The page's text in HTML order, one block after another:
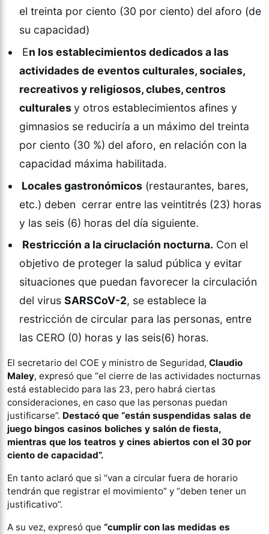
el treinta por ciento (30 por ciento) del aforo (de
su capacidad)
En los establecimientos dedicados a las
actividades de eventos culturales, sociales,
recreativos y religiosos, clubes, centros
culturalesy otros establecimientos afines y
gimnasios se reduciría a un máximo del treinta
por ciento (30 %) del aforo, en relación con la
capacidad máxima habilitada.
Locales gastronómicos (restaurantes, bares,
etc.) deben cerrar entre las veintitrés (23) horas
y las seis (6) horas del día siguiente.
Restricción a la ciruclación nocturna. Con el
objetivo de proteger la salud pública y evitar
situaciones que puedan favorecer la circulación
del virus SARSCoV-2, se establece la
restricción de circular para las personas, entre
las CERO (0) horas y las seis(6) horas.
El secretario del COE y ministro de Seguridad, Claudio
Maley, expresó que “el cierre de las actividades nocturnas
está establecido para las 23, pero habrá ciertas
consideraciones, en caso que las personas puedan
justificarse”. Destacó que “están suspendidas salas de
juego bingos casinos boliches y salón de fiesta,
mientras que los teatros y cines abiertos con el 30 por
ciento de capacidad”.
En tanto aclaró que si “van a circular fuera de horario
tendrán que registrar el movimiento” y “deben tener un
justificativo”.
A su vez, expresó que “cumplir con las medidas es